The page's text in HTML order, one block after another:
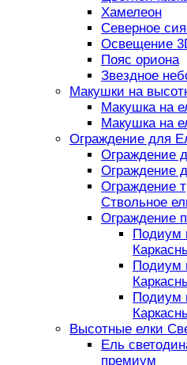
Хамелеон
Северное
Освещение
Пояс ориона
Звездное
Макушки на
Макушка на
Макушка на
Ограждение для
Ограждение
Ограждение
Ограждение
Ствольное
Ограждение
Подиум
Подиум
Подиум
Высотные елки
Ель
премиум